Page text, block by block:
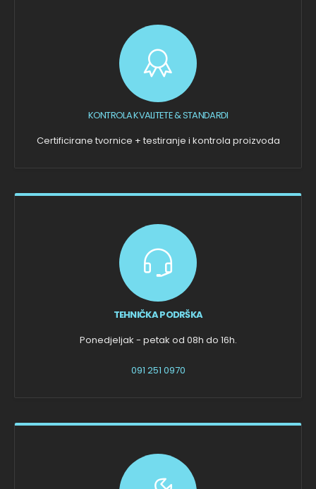
KONTROLA KVALITETE & STANDARDI
Certificirane tvornice + testiranje i kontrola proizvoda
TEHNIČKA PODRŠKA
Ponedjeljak - petak od 08h do 16h.
091 251 0970